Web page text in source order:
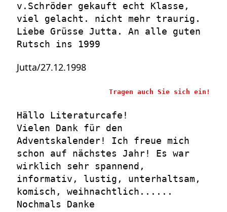
v.Schröder gekauft echt Klasse,
viel gelacht. nicht mehr traurig.
Liebe Grüsse Jutta. An alle guten
Rutsch ins 1999
Jutta/27.12.1998
Tragen auch Sie sich ein!
Hällo Literaturcafe!
Vielen Dank für den
Adventskalender! Ich freue mich
schon auf nächstes Jahr! Es war
wirklich sehr spannend,
informativ, lustig, unterhaltsam,
komisch, weihnachtlich......
Nochmals Danke